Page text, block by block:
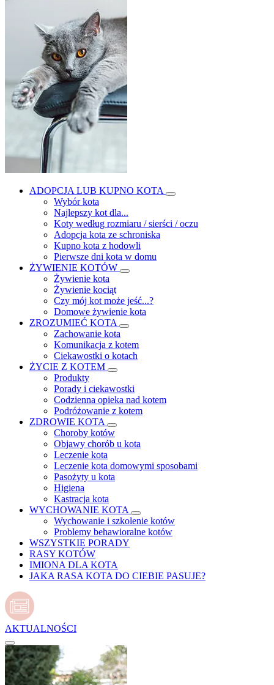
ADOPCJA LUB KUPNO KOTA
Wybór kota
Najlepszy kot dla...
Koty według rozmiaru / sierści / oczu
Adopcja kota ze schroniska
Kupno kota z hodowli
Pierwsze dni kota w domu
ŻYWIENIE KOTÓW
Żywienie kota
Żywienie kociąt
Czy mój kot może jeść...?
Domowe żywienie kota
ZROZUMIEĆ KOTA
Zachowanie kota
Komunikacja z kotem
Ciekawostki o kotach
ŻYCIE Z KOTEM
Produkty
Porady i ciekawostki
Codzienna opieka nad kotem
Podróżowanie z kotem
ZDROWIE KOTA
Choroby kotów
Objawy chorób u kota
Leczenie kota
Leczenie kota domowymi sposobami
Pasożyty u kota
Higiena
Kastracja kota
WYCHOWANIE KOTA
Wychowanie i szkolenie kotów
Problemy behawioralne kotów
WSZYSTKIE PORADY
RASY KOTÓW
IMIONA DLA KOTA
JAKA RASA KOTA DO CIEBIE PASUJE?
AKTUALNOŚCI